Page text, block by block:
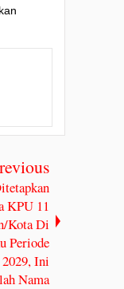
KPU 11
Kota Di
Periode
Ini
Nama